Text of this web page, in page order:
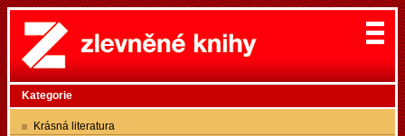
Kategorie
Krásná literatura